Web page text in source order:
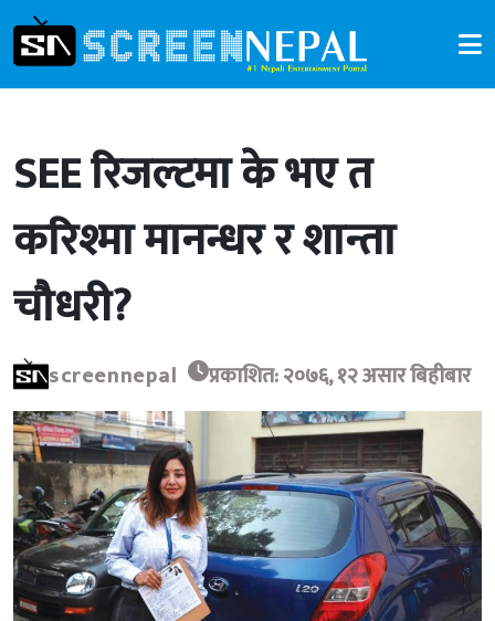
SEE रिजल्टमा के भए त
करिश्मा मानन्धर र शान्ता
चौधरी?
screennepal प्रकाशित: २०७६, १२ असार बिहीबार